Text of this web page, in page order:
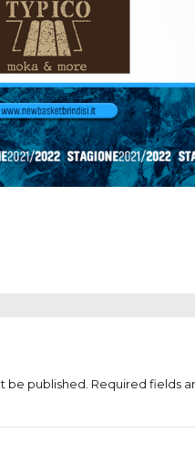
be published. Required fields